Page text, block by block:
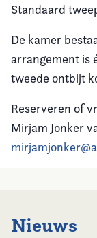
Standaard
De kamer
arrangement is
tweede ontbijt
Reserveren of
Mirjam Jonker
Nieuws